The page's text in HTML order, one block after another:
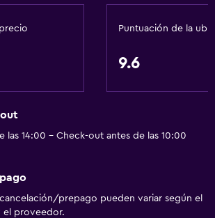
Puntuación de la
9.6
las 14:00 - Check-out antes de las 10:00
prepago pueden variar según el
el proveedor.